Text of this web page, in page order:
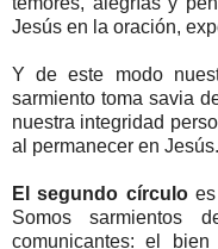
Jesús en la oración,
Y de este modo
sarmiento toma savia
nuestra integridad
al permanecer en Jesús.
El segundo círculoes
Somos sarmientos
comunicantes: el